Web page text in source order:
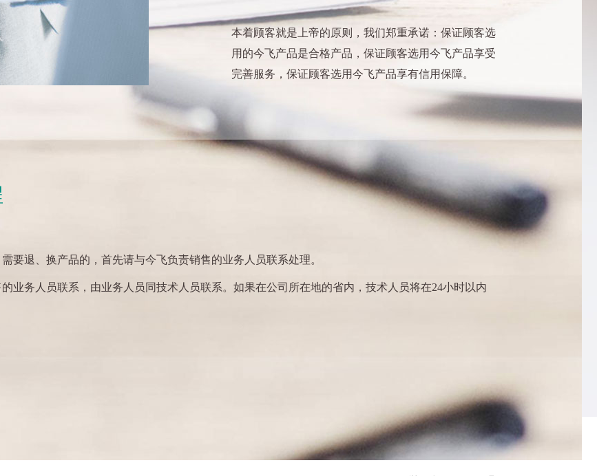
本着顾客就是上帝的原则，我们郑重承诺：保证顾客选
用的今飞产品是合格产品，保证顾客选用今飞产品享受
完善服务，保证顾客选用今飞产品享有信用保障。
要退、换产品的，首先请与今飞负责销售的业务人员联系处理。
业务人员联系，由业务人员同技术人员联系。如果在公司所在地的省内，技术人员将在24小时以内